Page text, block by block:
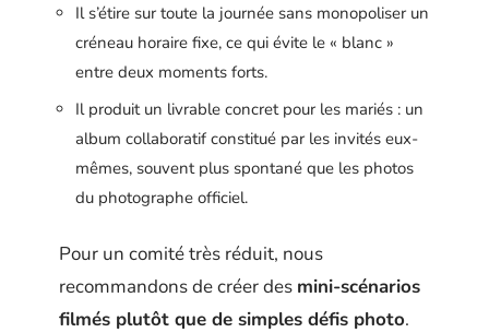
Il s’étire sur toute la journée sans monopoliser un
créneau horaire fixe, ce qui évite le « blanc »
entre deux moments forts.
Il produit un livrable concret pour les mariés : un
album collaboratif constitué par les invités eux-
mêmes, souvent plus spontané que les photos
du photographe officiel.
Pour un comité très réduit, nous
recommandons de créer des mini-scénarios
filmés plutôt que de simples défis photo.